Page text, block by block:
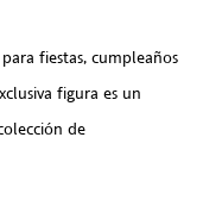
para fiestas, cumpleaños
figura es un
de